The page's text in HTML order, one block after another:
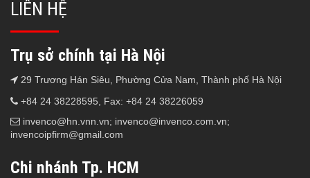
LIÊN HỆ
Trụ sở chính tại Hà Nội
29 Trương Hán Siêu, Phường Cửa Nam, Thành phố Hà Nội
+84 24 38228595, Fax: +84 24 38226059
invenco@hn.vnn.vn; invenco@invenco.com.vn;
invencoipfirm@gmail.com
Chi nhánh Tp. HCM